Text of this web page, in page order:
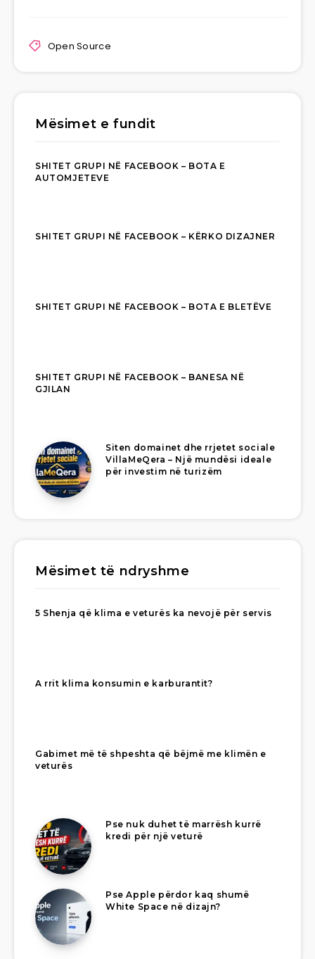
Open Source
Mësimet e fundit
SHITET GRUPI NË FACEBOOK – BOTA E
AUTOMJETEVE
SHITET GRUPI NË FACEBOOK – KËRKO DIZAJNER
SHITET GRUPI NË FACEBOOK – BOTA E BLETËVE
SHITET GRUPI NË FACEBOOK – BANESA NË
GJILAN
Siten domainet dhe rrjetet sociale
VillaMeQera – Një mundësi ideale
për investim në turizëm
Mësimet të ndryshme
5 Shenja që klima e veturës ka nevojë për servis
A rrit klima konsumin e karburantit?
Gabimet më të shpeshta që bëjmë me klimën e
veturës
Pse nuk duhet të marrësh kurrë
kredi për një veturë
Pse Apple përdor kaq shumë
White Space në dizajn?